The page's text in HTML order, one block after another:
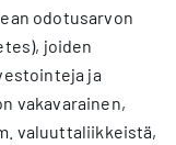
odotusarvon
joiden
ja
vakavarainen,
valuuttaliikkeistä,